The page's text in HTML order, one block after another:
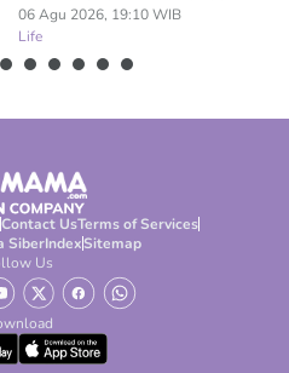
06 Agu 2026, 19:10 WIB
Life
Contact UsTerms of Services
SiberIndexSitemap
Us